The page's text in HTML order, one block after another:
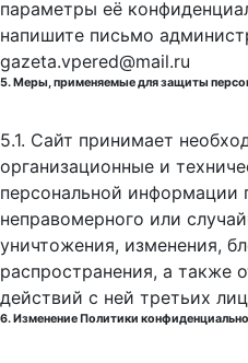
параметры её
напишите письмо
gazeta.vpered@mail.ru
5. Меры, применяемые для защиты
5.1. Сайт принимает
организационные и
персональной информации
неправомерного или
уничтожения, изменения,
распространения, а также
действий с ней третьих
6. Изменение Политики